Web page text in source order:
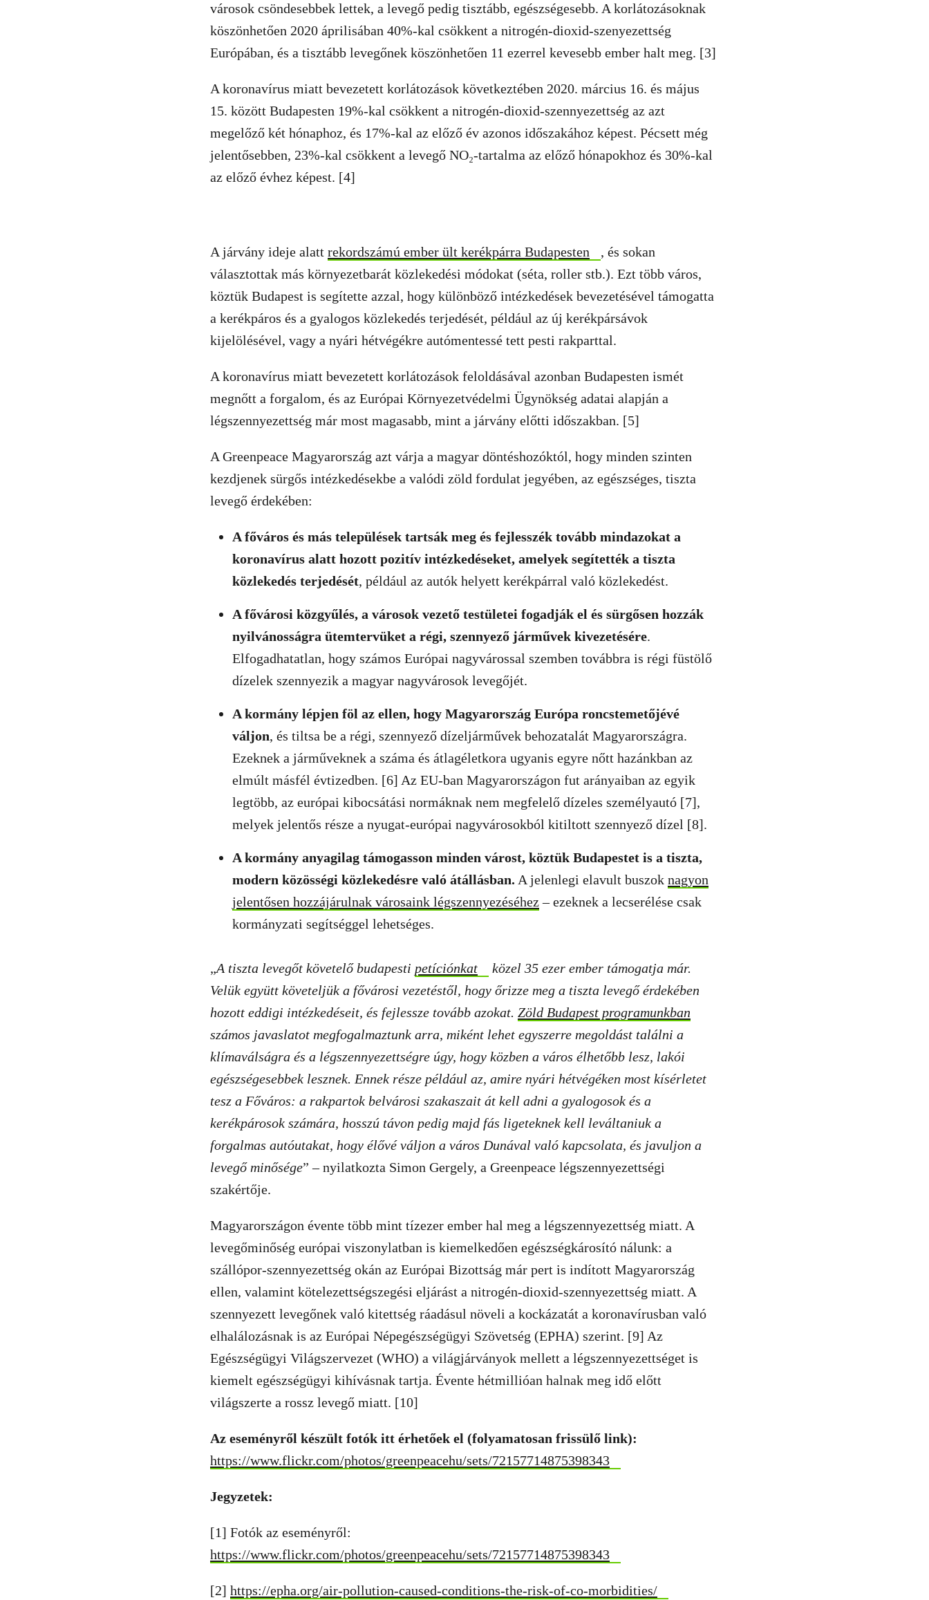
városok csöndesebbek lettek, a levegő pedig tisztább, egészségesebb. A korlátozásoknak
köszönhetően 2020 áprilisában 40%-kal csökkent a nitrogén-dioxid-szenyezettség
Európában, és a tisztább levegőnek köszönhetően 11 ezerrel kevesebb ember halt meg. [3]
A koronavírus miatt bevezetett korlátozások következtében 2020. március 16. és május
15. között Budapesten 19%-kal csökkent a nitrogén-dioxid-szennyezettség az azt
megelőző két hónaphoz, és 17%-kal az előző év azonos időszakához képest. Pécsett még
jelentősebben, 23%-kal csökkent a levegő NO₂-tartalma az előző hónapokhoz és 30%-kal
az előző évhez képest. [4]
A járvány ideje alatt rekordszámú ember ült kerékpárra Budapesten
, és sokan
választottak más környezetbarát közlekedési módokat (séta, roller stb.). Ezt több város,
köztük Budapest is segítette azzal, hogy különböző intézkedések bevezetésével támogatta
a kerékpáros és a gyalogos közlekedés terjedését, például az új kerékpársávok
kijelölésével, vagy a nyári hétvégékre autómentessé tett pesti rakparttal.
A koronavírus miatt bevezetett korlátozások feloldásával azonban Budapesten ismét
megnőtt a forgalom, és az Európai Környezetvédelmi Ügynökség adatai alapján a
légszennyezettség már most magasabb, mint a járvány előtti időszakban. [5]
A Greenpeace Magyarország azt várja a magyar döntéshozóktól, hogy minden szinten
kezdjenek sürgős intézkedésekbe a valódi zöld fordulat jegyében, az egészséges, tiszta
levegő érdekében:
A főváros és más települések tartsák meg és fejlesszék tovább mindazokat a
koronavírus alatt hozott pozitív intézkedéseket, amelyek segítették a tiszta
közlekedés terjedését, például az autók helyett kerékpárral való közlekedést.
A fővárosi közgyűlés, a városok vezető testületei fogadják el és sürgősen hozzák
nyilvánosságra ütemtervüket a régi, szennyező járművek kivezetésére.
Elfogadhatatlan, hogy számos Európai nagyvárossal szemben továbbra is régi füstölő
dízelek szennyezik a magyar nagyvárosok levegőjét.
A kormány lépjen föl az ellen, hogy Magyarország Európa roncstemetőjévé
váljon, és tiltsa be a régi, szennyező dízeljárművek behozatalát Magyarországra.
Ezeknek a járműveknek a száma és átlagéletkora ugyanis egyre nőtt hazánkban az
elmúlt másfél évtizedben. [6] Az EU-ban Magyarországon fut arányaiban az egyik
legtöbb, az európai kibocsátási normáknak nem megfelelő dízeles személyautó [7],
melyek jelentős része a nyugat-európai nagyvárosokból kitiltott szennyező dízel [8].
A kormány anyagilag támogasson minden várost, köztük Budapestet is a tiszta,
modern közösségi közlekedésre való átállásban. A jelenlegi elavult buszok nagyon
jelentősen hozzájárulnak városaink légszennyezéséhez– ezeknek a lecserélése csak
kormányzati segítséggel lehetséges.
„A tiszta levegőt követelő budapesti petíciónkat
közel 35 ezer ember támogatja már.
Velük együtt követeljük a fővárosi vezetéstől, hogy őrizze meg a tiszta levegő érdekében
hozott eddigi intézkedéseit, és fejlessze tovább azokat. Zöld Budapest programunkban
számos javaslatot megfogalmaztunk arra, miként lehet egyszerre megoldást találni a
klímaválságra és a légszennyezettségre úgy, hogy közben a város élhetőbb lesz, lakói
egészségesebbek lesznek. Ennek része például az, amire nyári hétvégéken most kísérletet
tesz a Főváros: a rakpartok belvárosi szakaszait át kell adni a gyalogosok és a
kerékpárosok számára, hosszú távon pedig majd fás ligeteknek kell leváltaniuk a
forgalmas autóutakat, hogy élővé váljon a város Dunával való kapcsolata, és javuljon a
levegő minősége” – nyilatkozta Simon Gergely, a Greenpeace légszennyezettségi
szakértője.
Magyarországon évente több mint tízezer ember hal meg a légszennyezettség miatt. A
levegőminőség európai viszonylatban is kiemelkedően egészségkárosító nálunk: a
szállópor-szennyezettség okán az Európai Bizottság már pert is indított Magyarország
ellen, valamint kötelezettségszegési eljárást a nitrogén-dioxid-szennyezettség miatt. A
szennyezett levegőnek való kitettség ráadásul növeli a kockázatát a koronavírusban való
elhalálozásnak is az Európai Népegészségügyi Szövetség (EPHA) szerint. [9] Az
Egészségügyi Világszervezet (WHO) a világjárványok mellett a légszennyezettséget is
kiemelt egészségügyi kihívásnak tartja. Évente hétmillióan halnak meg idő előtt
világszerte a rossz levegő miatt. [10]
Az eseményről készült fotók itt érhetőek el (folyamatosan frissülő link):
https://www.flickr.com/photos/greenpeacehu/sets/72157714875398343
Jegyzetek:
[1] Fotók az eseményről:
https://www.flickr.com/photos/greenpeacehu/sets/72157714875398343
[2] https://epha.org/air-pollution-caused-conditions-the-risk-of-co-morbidities/